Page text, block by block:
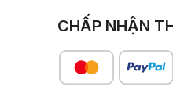
CHẤP NHẬN